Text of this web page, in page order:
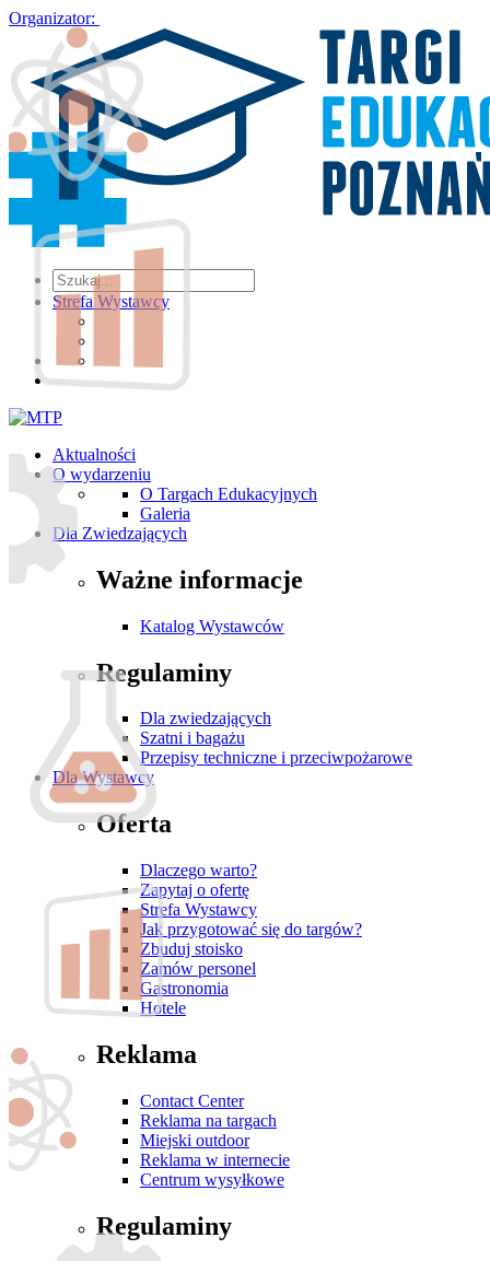
Organizator:
Strefa Wystawcy
Aktualności
O wydarzeniu
O Targach Edukacyjnych
Galeria
Dla Zwiedzających
Ważne informacje
Katalog Wystawców
Regulaminy
Dla zwiedzających
Szatni i bagażu
Przepisy techniczne i przeciwpożarowe
Dla Wystawcy
Oferta
Dlaczego warto?
Zapytaj o ofertę
Strefa Wystawcy
Jak przygotować się do targów?
Zbuduj stoisko
Zamów personel
Gastronomia
Hotele
Reklama
Contact Center
Reklama na targach
Miejski outdoor
Reklama w internecie
Centrum wysyłkowe
Regulaminy